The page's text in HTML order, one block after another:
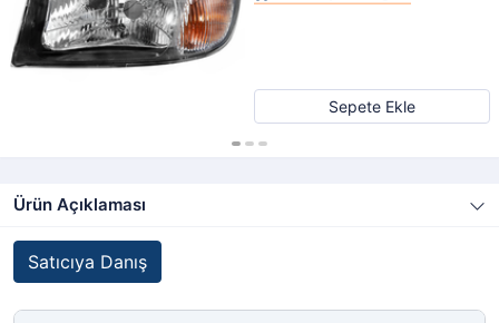
Sepete Ekle
Ürün Açıklaması
Satıcıya Danış